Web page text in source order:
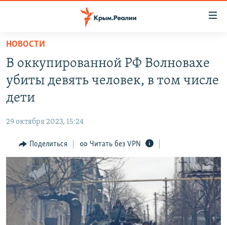
Вернуться
основному
содержанию
Вернутся
главной
навигации
Вернутся
поиску
СПЕЦПРОЕКТЫ
11 ЛЕТ ОККУПАЦИИ КРЫМА. 11 ИСТОРИЙ СОПРОТИВЛЕНИЯ
ЕЩЕ
ИНТЕРАКТИВ
ИНФОГРАФИКА
ТЕЛЕПРОЕКТ КРЫМ.РЕАЛИИ
СОВЕТЫ ПРАВОЗАЩИТНИКОВ
ПРОПАВШИЕ БЕЗ ВЕСТИ
РАДІО СВОБОДА
КАК ОБОЙТИ БЛОКИРОВКУ
Українською
Qırımtatar
НОВОСТИ
В оккупированной РФ Волновахе
убиты девять человек, в том числе
дети
29 октября 2023, 15:24
Поделиться Читать без VPN